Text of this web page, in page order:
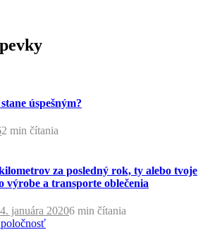
úspešným?
2 min čítania
za posledný rok, ty alebo tvoje
a transporte oblečenia
4. januára 20206 min čítania